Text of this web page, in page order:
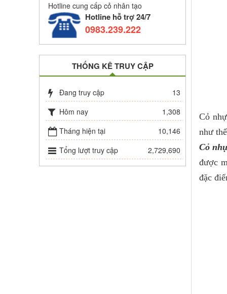
Cỏ
như
Cỏ
được
đặc
Hotline cung cấp cỏ nhân tạo
Hotline hỗ trợ 24/7
0983.239.222
THỐNG KÊ TRUY CẬP
Đang truy cập
13
Hôm nay
1,308
Tháng hiện tại
10,146
Tổng lượt truy cập
2,729,690